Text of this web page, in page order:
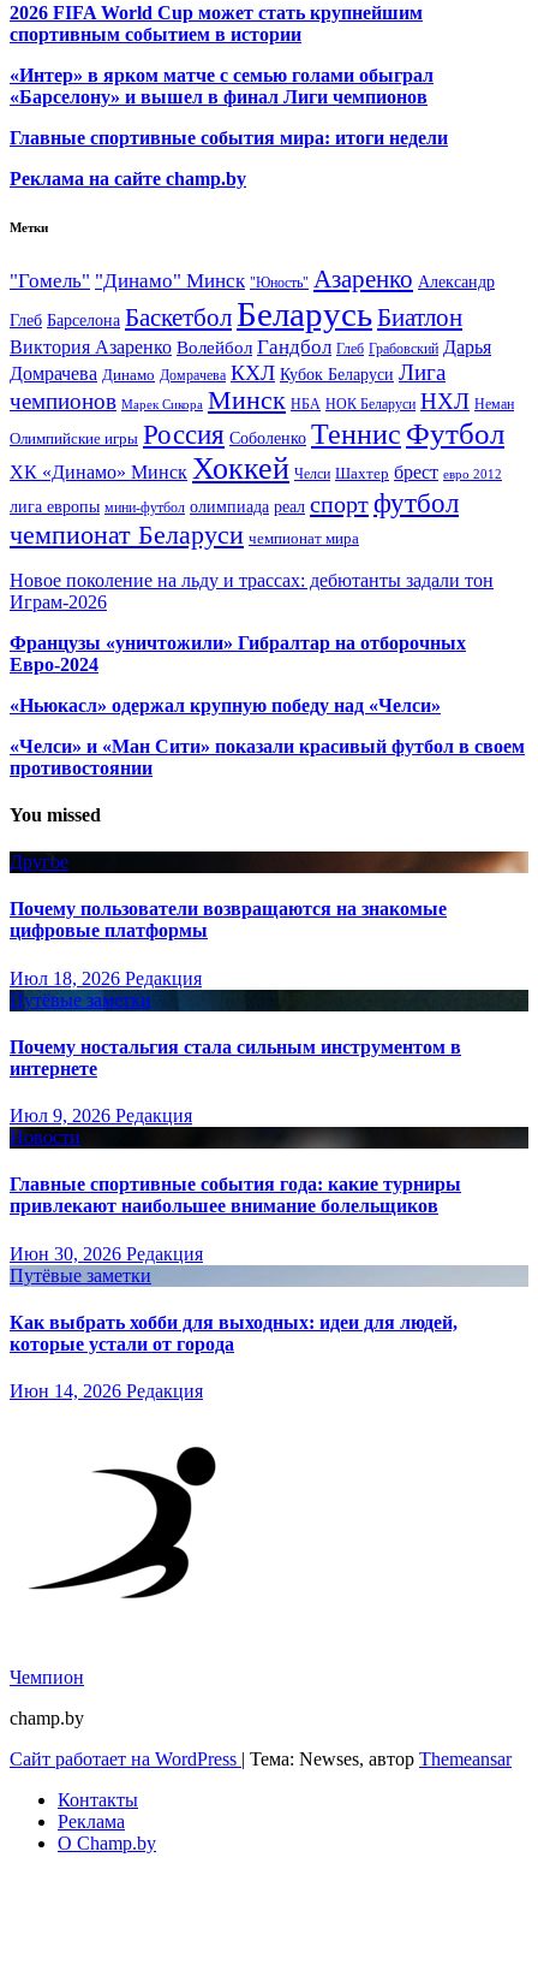
2026 FIFA World Cup может стать крупнейшим
спортивным событием в истории
«Интер» в ярком матче с семью голами обыграл
«Барселону» и вышел в финал Лиги чемпионов
Главные спортивные события мира: итоги недели
Реклама на сайте champ.by
Метки
"Гомель" "Динамо" Минск "Юность" Азаренко Александр
Глеб Барселона Баскетбол БеларусьБиатлон
Виктория Азаренко Волейбол Гандбол Глеб Грабовский Дарья
Домрачева Динамо Домрачева КХЛ Кубок Беларуси Лига
чемпионов Марек Сикора Минск НБА НОК Беларуси НХЛ Неман
Олимпийские игры Россия Соболенко Теннис Футбол
ХК «Динамо» Минск Хоккей Челси Шахтер брест евро 2012
лига европы мини-футбол олимпиада реал спортфутбол
чемпионат Беларуси чемпионат мира
Новое поколение на льду и трассах: дебютанты задали тон
Играм-2026
Французы «уничтожили» Гибралтар на отборочных
Евро-2024
«Ньюкасл» одержал крупную победу над «Челси»
«Челси» и «Ман Сити» показали красивый футбол в своем
противостоянии
You missed
Другое
Почему пользователи возвращаются на знакомые
цифровые платформы
Июл 18, 2026 Редакция
Путёвые заметки
Почему ностальгия стала сильным инструментом в
интернете
Июл 9, 2026 Редакция
Новости
Главные спортивные события года: какие турниры
привлекают наибольшее внимание болельщиков
Июн 30, 2026 Редакция
Путёвые заметки
Как выбрать хобби для выходных: идеи для людей,
которые устали от города
Июн 14, 2026 Редакция
Чемпион
champ.by
Сайт работает на WordPress | Тема: Newses, автор Themeansar
Контакты
Реклама
О Champ.by